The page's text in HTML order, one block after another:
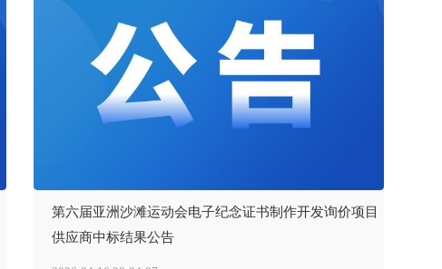
第六届亚洲沙滩运动会电子纪念证书制作开发询价项目
供应商中标结果公告